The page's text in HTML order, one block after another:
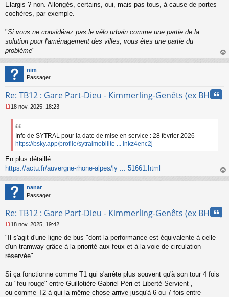
Elargis ? non. Allongés, certains, oui, mais pas tous, à cause de portes
cochères, par exemple.
"Si vous ne considérez pas le vélo urbain comme une partie de la
solution pour l'aménagement des villes, vous êtes une partie du
problème"
au
nim
Passager
Re: TB12 : Gare Part-Dieu - Kimmerling-Genêts (ex BHNS)
e
g
e
n
o
n
l
u
18 nov. 2025, 18:23
Info de SYTRAL pour la date de mise en service : 28 février 2026
https://bsky.app/profile/sytralmobilite ... lnkz4enc2j
En plus détaillé
https://actu.fr/auvergne-rhone-alpes/ly ... 51661.html
au
nanar
Passager
Re: TB12 : Gare Part-Dieu - Kimmerling-Genêts (ex BHNS)
e
s
e
n
o
18 nov. 2025, 19:42
"Il s'agit d'une ligne de bus "dont la performance est équivalente à celle
d'un tramway grâce à la priorité aux feux et à la voie de circulation
réservée".
Si ça fonctionne comme T1 qui s'arrête plus souvent qu'à son tour 4 fois
au "feu rouge" entre Guillotière-Gabriel Péri et Liberté-Servient ,
ou comme T2 à qui la même chose arrive jusqu'à 6 ou 7 fois entre